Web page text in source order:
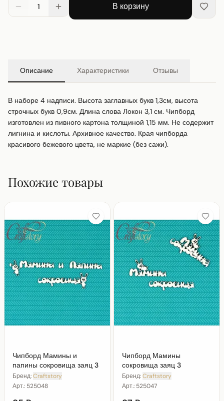
1 В корзину
Описание Характеристики Отзывы
В наборе 4 надписи. Высота заглавных букв 1,3см, высота
строчных букв 0,9см. Длина слова Локон 3,1 см. Чипборд
изготовлен из пивного картона толщиной 1,15 мм. Не содержит
лигнина и кислоты. Архивное качество. Края чипборда
красивого бежевого цвета, не маркие (без сажи).
Похожие товары
Чипборд Мамины и
папины сокровища заяц 3
Бренд:Craftstory
Арт.: 525048
Чипборд Мамины
сокровища заяц 3
Бренд:Craftstory
Арт.: 525047